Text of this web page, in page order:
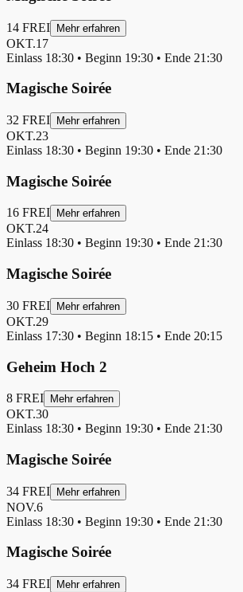
14 FREI Mehr erfahren
OKT.17
Einlass 18:30 • Beginn 19:30 • Ende 21:30
Magische Soirée
32 FREI Mehr erfahren
OKT.23
Einlass 18:30 • Beginn 19:30 • Ende 21:30
Magische Soirée
16 FREI Mehr erfahren
OKT.24
Einlass 18:30 • Beginn 19:30 • Ende 21:30
Magische Soirée
30 FREI Mehr erfahren
OKT.29
Einlass 17:30 • Beginn 18:15 • Ende 20:15
Geheim Hoch 2
8 FREI Mehr erfahren
OKT.30
Einlass 18:30 • Beginn 19:30 • Ende 21:30
Magische Soirée
34 FREI Mehr erfahren
NOV.6
Einlass 18:30 • Beginn 19:30 • Ende 21:30
Magische Soirée
34 FREI Mehr erfahren